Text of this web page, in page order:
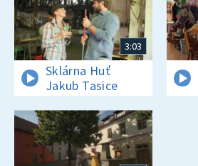
3:03
Sklárna Huť
Jakub Tasice